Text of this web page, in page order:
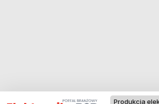
Produkcja